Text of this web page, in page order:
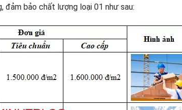
bảo chất lượng loại 01 như sau: